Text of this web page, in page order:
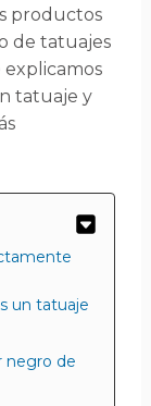
productos
de tatuajes
tatuaje y
un tatuaje
negro de